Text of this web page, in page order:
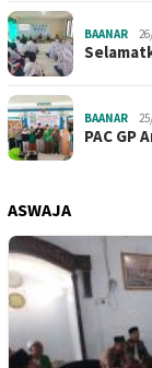
BAANAR
BAANAR
PAC GP
ASWAJA